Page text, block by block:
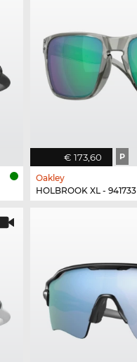
€ 173,60 P
Oakley
HOLBROOK XL - 941733